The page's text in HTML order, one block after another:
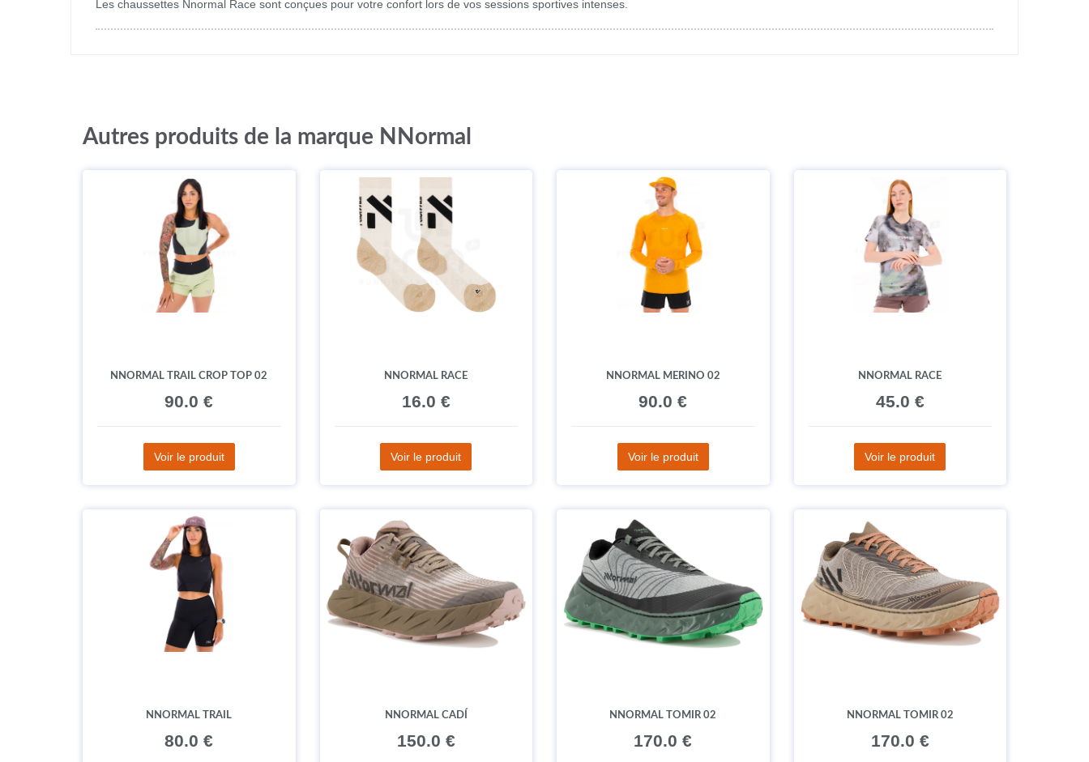
Les chaussettes Nnormal Race sont conçues pour votre confort lors de vos sessions sportives intenses.
Autres produits de la marque NNormal
NNORMAL TRAIL CROP TOP 02
90.0 €
Voir le produit
NNORMAL RACE
16.0 €
Voir le produit
NNORMAL MERINO 02
90.0 €
Voir le produit
NNORMAL RACE
45.0 €
Voir le produit
NNORMAL TRAIL
80.0 €
NNORMAL CADÍ
150.0 €
NNORMAL TOMIR 02
170.0 €
NNORMAL TOMIR 02
170.0 €